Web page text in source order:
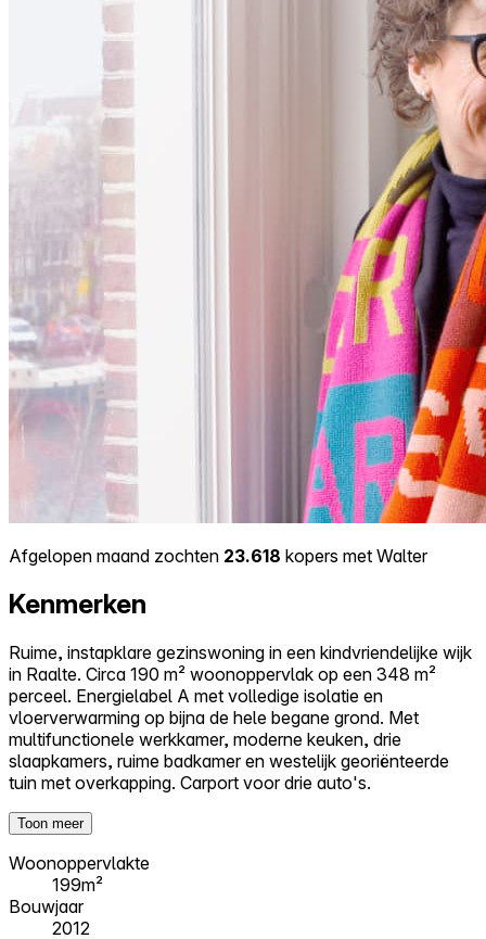
Afgelopen maand zochten 23.618 kopers met Walter
Kenmerken
Ruime, instapklare gezinswoning in een kindvriendelijke wijk
in Raalte. Circa 190 m² woonoppervlak op een 348 m²
perceel. Energielabel A met volledige isolatie en
vloerverwarming op bijna de hele begane grond. Met
multifunctionele werkkamer, moderne keuken, drie
slaapkamers, ruime badkamer en westelijk georiënteerde
tuin met overkapping. Carport voor drie auto's.
Toon meer
Woonoppervlakte
199m²
Bouwjaar
2012